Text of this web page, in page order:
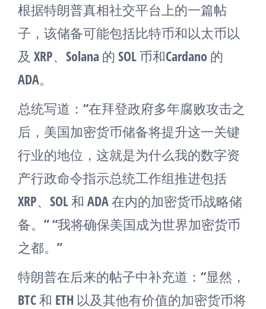
根据特朗普真相社交平台上的一篇帖
子，该储备可能包括比特币和以太币以
及 XRP、Solana 的 SOL 币和Cardano 的
ADA。
总统写道：“在拜登政府多年腐败攻击之
后，美国加密货币储备将提升这一关键
行业的地位，这就是为什么我的数字资
产行政命令指示总统工作组推进包括
XRP、SOL 和 ADA 在内的加密货币战略储
备。” “我将确保美国成为世界加密货币
之都。”
特朗普在后来的帖子中补充道：“显然，
BTC 和 ETH 以及其他有价值的加密货币将